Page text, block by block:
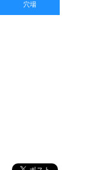
穴場